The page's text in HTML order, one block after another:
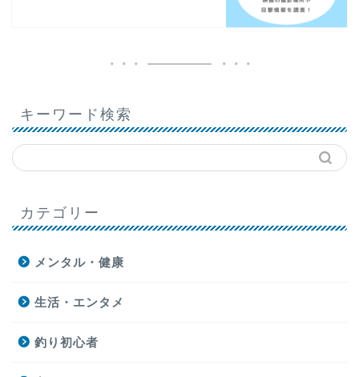
キーワード検索
カテゴリー
メンタル・健康
生活・エンタメ
釣り初心者